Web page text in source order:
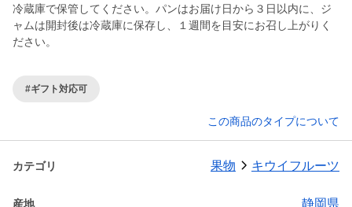
冷蔵庫で保管してください。パンはお届け日から３日以内に、ジ
ャムは開封後は冷蔵庫に保存し、１週間を目安にお召し上がりく
ださい。
#ギフト対応可
この商品のタイプについて
カテゴリ 果物 キウイフルーツ
産地 静岡県